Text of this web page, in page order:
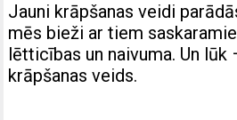
Jauni krāpšanas veidi
mēs bieži ar tiem
lētticības un naivuma. Un lūk
krāpšanas veids.